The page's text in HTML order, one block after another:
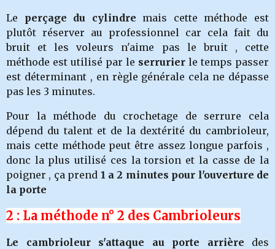
Le perçage du cylindre mais cette méthode est
plutôt réserver au professionnel car cela fait du
bruit et les voleurs n'aime pas le bruit , cette
méthode est utilisé par le serrurier le temps passer
est déterminant , en règle générale cela ne dépasse
pas les 3 minutes.
Pour la méthode du crochetage de serrure cela
dépend du talent et de la dextérité du cambrioleur,
mais cette méthode peut être assez longue parfois ,
donc la plus utilisé ces la torsion et la casse de la
poigner , ça prend 1 a 2 minutes pour l'ouverture de
la porte
2 : La méthode n° 2 des Cambrioleurs
Le cambrioleur s'attaque au porte arrière des